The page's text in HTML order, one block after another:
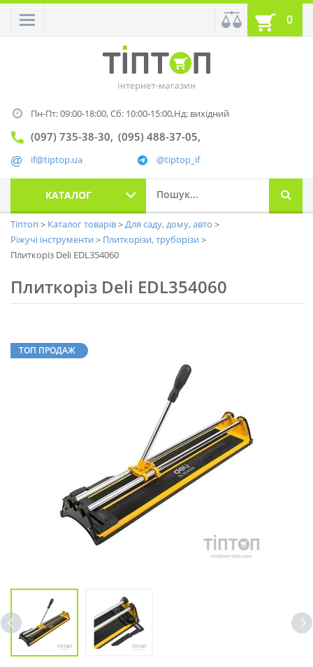
0
Пн-Пт: 09:00-18:00,Сб: 10:00-15:00,Нд: вихідний
(097) 735-38-30 (095) 488-37-05
@tiptop_if
if@tiptop.ua
КАТАЛОГ
Тіптоп Каталог товарів
Для саду, дому, авто
Ріжучі інструменти
Плиткорізи, труборізи
Плиткоріз Deli EDL354060
Плиткоріз Deli EDL354060
ТОП ПРОДАЖ